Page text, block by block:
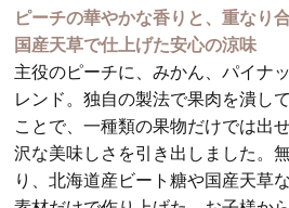
ピーチの華やかな香りと、重なり
国産天草で仕上げた安心の涼味
主役のピーチに、みかん、パイナ
レンド。独自の製法で果肉を潰し
ことで、一種類の果物だけでは出
沢な美味しさを引き出しました。
り、北海道産ビート糖や国産天草